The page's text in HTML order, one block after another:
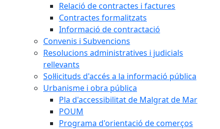
Relació de contractes i factures
Contractes formalitzats
Informació de contractació
Convenis i Subvencions
Resolucions administratives i judicials
rellevants
Sol·licituds d'accés a la informació pública
Urbanisme i obra pública
Pla d'accessibilitat de Malgrat de Mar
POUM
Programa d'orientació de comerços